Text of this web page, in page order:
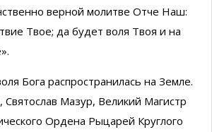
верной молитве Отче Наш:
Твое; да будет воля Твоя и на
Бога распространилась на Земле.
Мазур, Великий Магистр
Ордена Рыцарей Круглого